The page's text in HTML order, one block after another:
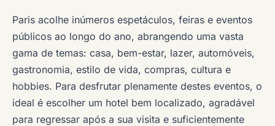
Paris acolhe inúmeros espetáculos, feiras e eventos
públicos ao longo do ano, abrangendo uma vasta
gama de temas: casa, bem-estar, lazer, automóveis,
gastronomia, estilo de vida, compras, cultura e
hobbies. Para desfrutar plenamente destes eventos, o
ideal é escolher um hotel bem localizado, agradável
para regressar após a sua visita e suficientemente